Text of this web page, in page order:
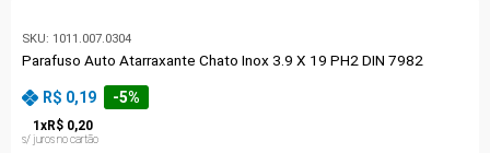
SKU: 1011.007.0304
Parafuso Auto Atarraxante Chato Inox 3.9 X 19 PH2 DIN 7982
R$ 0,19 -5%
1 xR$ 0,20
s/ juros no cartão